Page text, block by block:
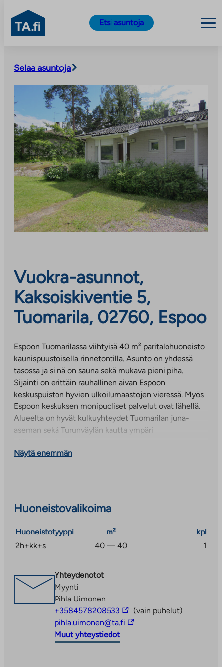
sisältöön
TA.fi
Etsi asuntoja
Selaa asuntoja
Vuokra-asunnot,
Kaksoiskiventie 5,
Tuomarila, 02760, Espoo
Espoon Tuomarilassa viihtyisä 40 m² paritalohuoneisto
kaunispuustoisella rinnetontilla. Asunto on yhdessä
tasossa ja siinä on sauna sekä mukava pieni piha.
Sijainti on erittäin rauhallinen aivan Espoon
keskuspuiston hyvien ulkoilumaastojen vieressä. Myös
Espoon keskuksen monipuoliset palvelut ovat lähellä.
Alueelta on hyvät kulkuyhteydet Tuomarilan juna-
aseman sekä Turunväylän kautta ympäri
Näytä enemmän
Huoneistovalikoima
Huoneistotyyppi m²
kpl
2h+kk+s
40 — 40 1
Yhteydenotot
Myynti
Pihla Uimonen
+3584578208533 Linkki
vie
ulkopuoliseen
palveluun
(vain puhelut)
pihla.uimonen@ta.fi Linkki
Muut yhteystiedot